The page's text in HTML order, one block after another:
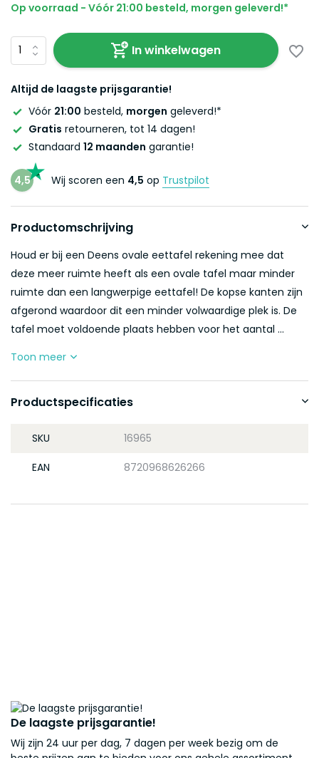
Op voorraad - Vóór 21:00 besteld, morgen geleverd!*
In winkelwagen
Altijd de laagste prijsgarantie!
Vóór 21:00 besteld, morgen geleverd!*
Gratis retourneren, tot 14 dagen!
Standaard 12 maanden garantie!
4,5 Wij scoren een 4,5 op Trustpilot
Productomschrijving
Houd er bij een Deens ovale eettafel rekening mee dat
deze meer ruimte heeft als een ovale tafel maar minder
ruimte dan een langwerpige eettafel! De kopse kanten zijn
afgerond waardoor dit een minder volwaardige plek is. De
tafel moet voldoende plaats hebben voor het aantal ...
Toon meer
Productspecificaties
SKU 16965
EAN 8720968626266
De laagste prijsgarantie!
Wij zijn 24 uur per dag, 7 dagen per week bezig om de